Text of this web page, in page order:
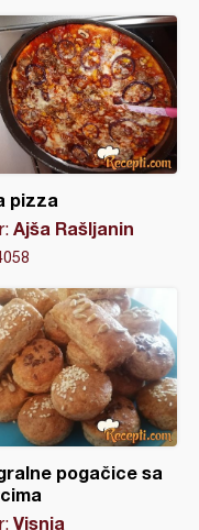
pizza
Ajša Rašljanin
pogačice sa
Visnja